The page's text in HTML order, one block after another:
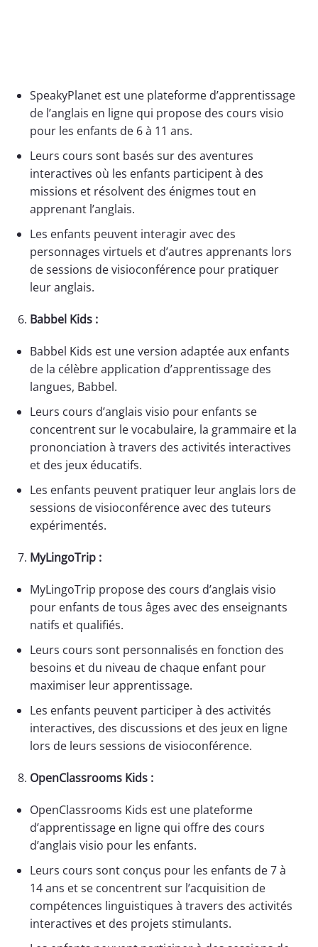
SpeakyPlanet est une plateforme d’apprentissage
de l’anglais en ligne qui propose des cours visio
pour les enfants de 6 à 11 ans.
Leurs cours sont basés sur des aventures
interactives où les enfants participent à des
missions et résolvent des énigmes tout en
apprenant l’anglais.
Les enfants peuvent interagir avec des
personnages virtuels et d’autres apprenants lors
de sessions de visioconférence pour pratiquer
leur anglais.
Babbel Kids :
Babbel Kids est une version adaptée aux enfants
de la célèbre application d’apprentissage des
langues, Babbel.
Leurs cours d’anglais visio pour enfants se
concentrent sur le vocabulaire, la grammaire et la
prononciation à travers des activités interactives
et des jeux éducatifs.
Les enfants peuvent pratiquer leur anglais lors de
sessions de visioconférence avec des tuteurs
expérimentés.
MyLingoTrip :
MyLingoTrip propose des cours d’anglais visio
pour enfants de tous âges avec des enseignants
natifs et qualifiés.
Leurs cours sont personnalisés en fonction des
besoins et du niveau de chaque enfant pour
maximiser leur apprentissage.
Les enfants peuvent participer à des activités
interactives, des discussions et des jeux en ligne
lors de leurs sessions de visioconférence.
OpenClassrooms Kids :
OpenClassrooms Kids est une plateforme
d’apprentissage en ligne qui offre des cours
d’anglais visio pour les enfants.
Leurs cours sont conçus pour les enfants de 7 à
14 ans et se concentrent sur l’acquisition de
compétences linguistiques à travers des activités
interactives et des projets stimulants.